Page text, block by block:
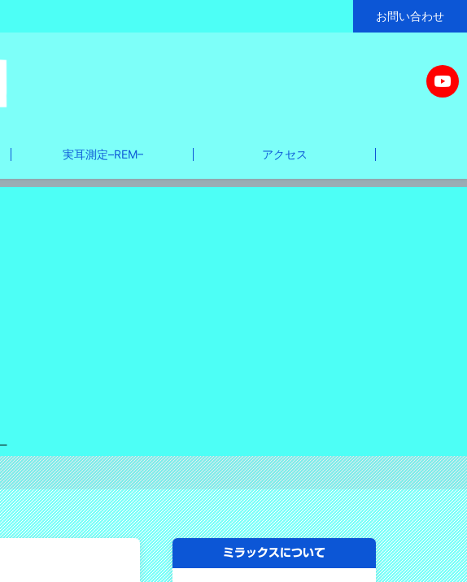
お問い合わせ
実耳測定–REM– アクセス
ミラックスについて